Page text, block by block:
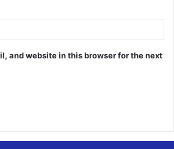
and website in this browser for the next